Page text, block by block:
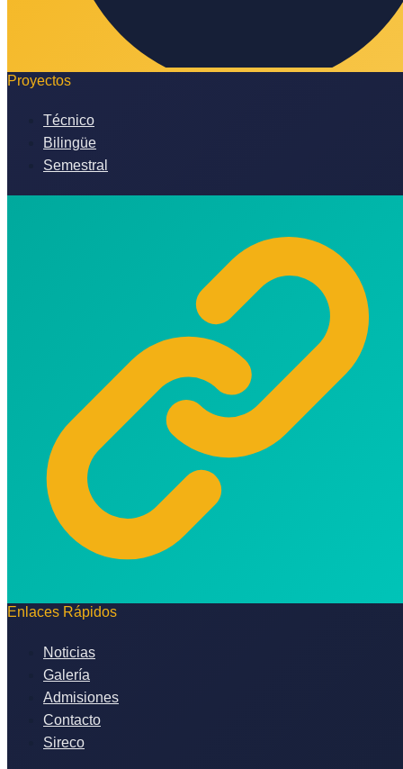
Proyectos
Técnico
Bilingüe
Semestral
Enlaces Rápidos
Noticias
Galería
Admisiones
Contacto
Sireco